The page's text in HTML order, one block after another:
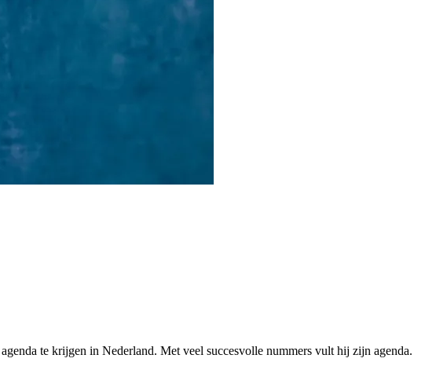
te krijgen in Nederland. Met veel succesvolle nummers vult hij zijn agenda.